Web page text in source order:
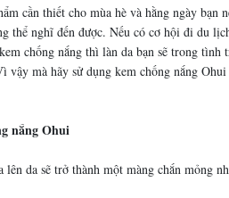
cần thiết cho mùa hè và hằng ngày bạn
thể nghĩ đến được. Nếu có cơ hội đi du
chống nắng thì làn da bạn sẽ trong
vậy mà hãy sử dụng kem chống nắng
nắng Ohui
lên da sẽ trở thành một màng chắn mỏng